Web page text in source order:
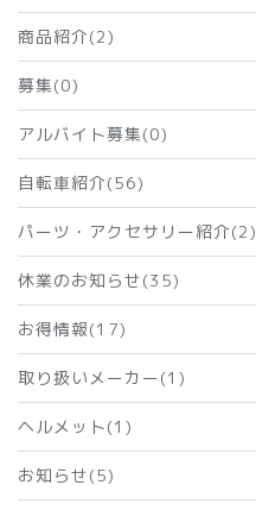
商品紹介(2)
募集(0)
アルバイト募集(0)
自転車紹介(56)
パーツ・アクセサリー紹介(2)
休業のお知らせ(35)
お得情報(17)
取り扱いメーカー(1)
ヘルメット(1)
お知らせ(5)